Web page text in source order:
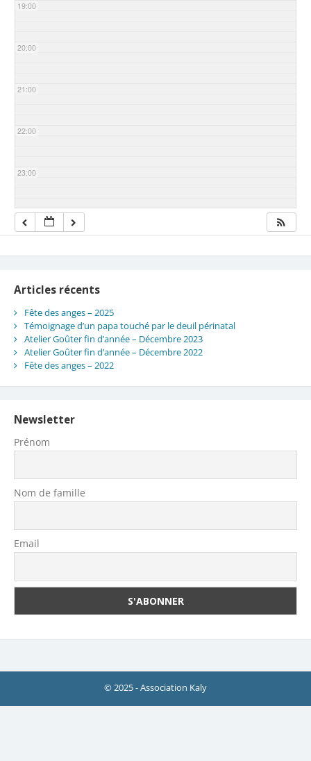
19:00
20:00
21:00
22:00
23:00
Articles récents
Fête des anges – 2025
Témoignage d’un papa touché par le deuil périnatal
Atelier Goûter fin d’année – Décembre 2023
Atelier Goûter fin d’année – Décembre 2022
Fête des anges – 2022
Newsletter
Prénom
Nom de famille
Email
© 2025 - Association Kaly